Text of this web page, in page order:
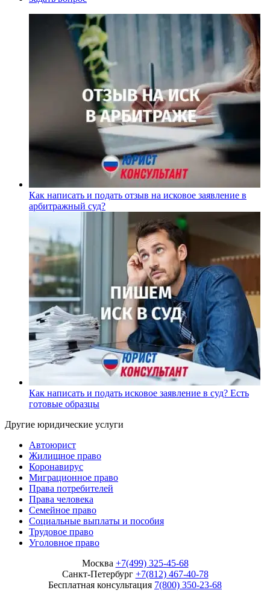
Как написать и подать отзыв на исковое заявление в
арбитражный суд?
Как написать и подать исковое заявление в суд? Есть
готовые образцы
Другие юридические услуги
Автоюрист
Жилищное право
Коронавирус
Миграционное право
Права потребителей
Права человека
Семейное право
Социальные выплаты и пособия
Трудовое право
Уголовное право
Москва +7(499) 325-45-68
Санкт-Петербург +7(812) 467-40-78
Бесплатная консультация 7(800) 350-23-68